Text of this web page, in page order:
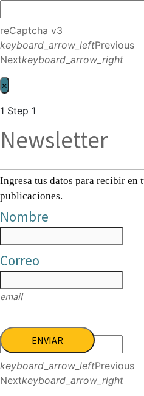
reCaptcha v3
keyboard_arrow_leftPrevious
Nextkeyboard_arrow_right
×
1 Step 1
Newsletter
Ingresa tus datos para recibir en
publicaciones.
Nombre
Correo
email
ENVIAR
keyboard_arrow_leftPrevious
Nextkeyboard_arrow_right